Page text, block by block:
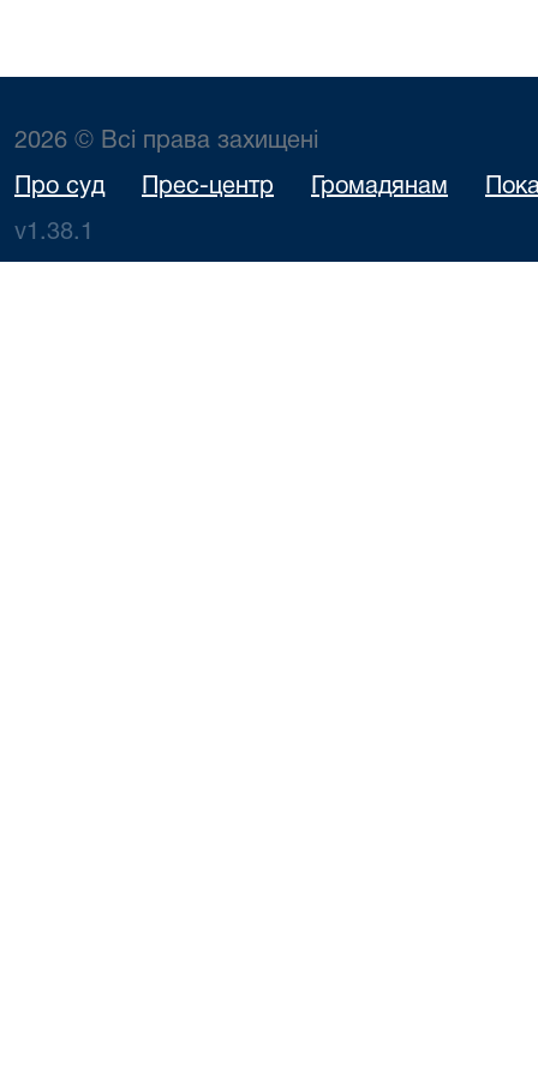
2026 © Всі права захищені
Про суд Прес-центр Громадянам
v1.38.1